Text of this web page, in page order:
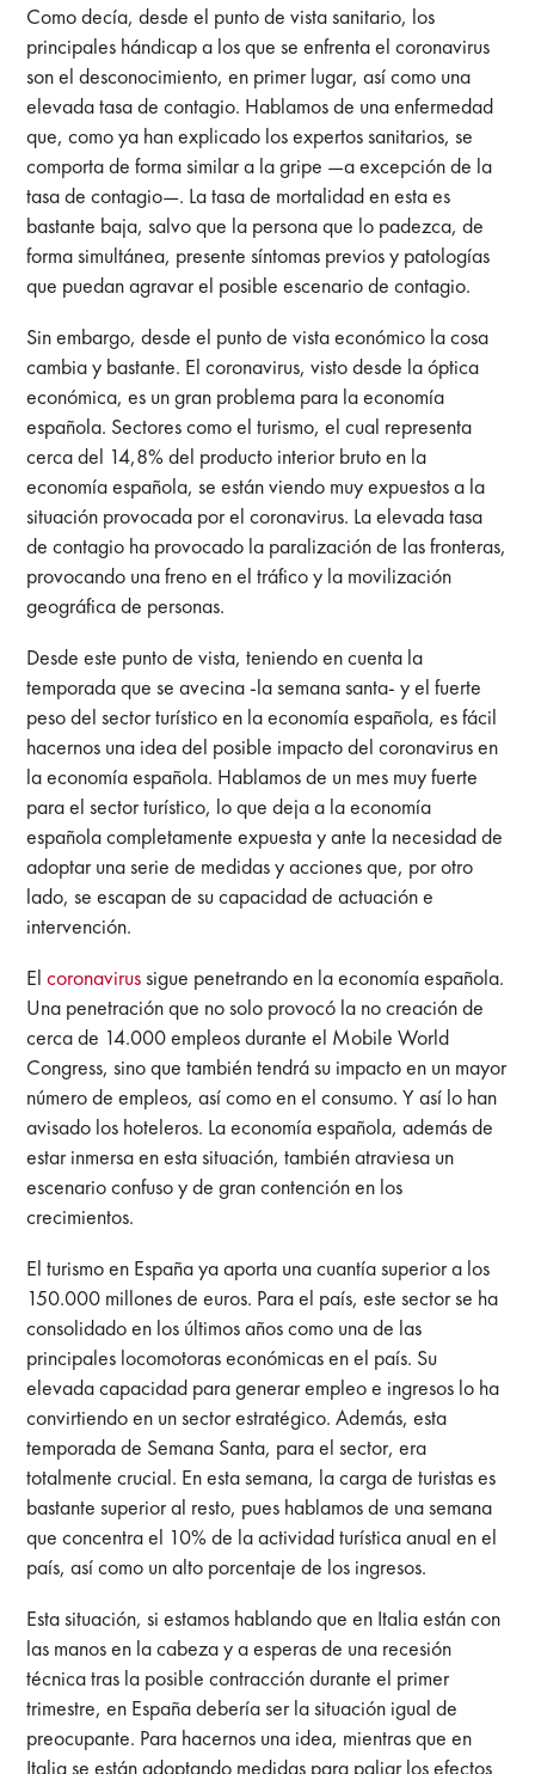
Como decía, desde el punto de vista sanitario, los
principales hándicap a los que se enfrenta el coronavirus
son el desconocimiento, en primer lugar, así como una
elevada tasa de contagio. Hablamos de una enfermedad
que, como ya han explicado los expertos sanitarios, se
comporta de forma similar a la gripe —a excepción de la
tasa de contagio—. La tasa de mortalidad en esta es
bastante baja, salvo que la persona que lo padezca, de
forma simultánea, presente síntomas previos y patologías
que puedan agravar el posible escenario de contagio.
Sin embargo, desde el punto de vista económico la cosa
cambia y bastante. El coronavirus, visto desde la óptica
económica, es un gran problema para la economía
española. Sectores como el turismo, el cual representa
cerca del 14,8% del producto interior bruto en la
economía española, se están viendo muy expuestos a la
situación provocada por el coronavirus. La elevada tasa
de contagio ha provocado la paralización de las fronteras,
provocando una freno en el tráfico y la movilización
geográfica de personas.
Desde este punto de vista, teniendo en cuenta la
temporada que se avecina -la semana santa- y el fuerte
peso del sector turístico en la economía española, es fácil
hacernos una idea del posible impacto del coronavirus en
la economía española. Hablamos de un mes muy fuerte
para el sector turístico, lo que deja a la economía
española completamente expuesta y ante la necesidad de
adoptar una serie de medidas y acciones que, por otro
lado, se escapan de su capacidad de actuación e
intervención.
Elcoronavirussigue penetrando en la economía española.
Una penetración que no solo provocó la no creación de
cerca de 14.000 empleos durante el Mobile World
Congress, sino que también tendrá su impacto en un mayor
número de empleos, así como en el consumo. Y así lo han
avisado los hoteleros. La economía española, además de
estar inmersa en esta situación, también atraviesa un
escenario confuso y de gran contención en los
crecimientos.
El turismo en España ya aporta una cuantía superior a los
150.000 millones de euros. Para el país, este sector se ha
consolidado en los últimos años como una de las
principales locomotoras económicas en el país. Su
elevada capacidad para generar empleo e ingresos lo ha
convirtiendo en un sector estratégico. Además, esta
temporada de Semana Santa, para el sector, era
totalmente crucial. En esta semana, la carga de turistas es
bastante superior al resto, pues hablamos de una semana
que concentra el 10% de la actividad turística anual en el
país, así como un alto porcentaje de los ingresos.
Esta situación, si estamos hablando que en Italia están con
las manos en la cabeza y a esperas de una recesión
técnica tras la posible contracción durante el primer
trimestre, en España debería ser la situación igual de
preocupante. Para hacernos una idea, mientras que en
Italia se están adoptando medidas para paliar los efectos